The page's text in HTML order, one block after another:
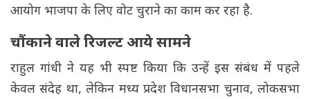
आयोग भाजपा के लिए वोट चुराने का काम कर रहा है.
चौंकाने वाले रिजल्ट आये सामने
राहुल गांधी ने यह भी स्पष्ट किया कि उन्हें इस संबंध में पहले
केवल संदेह था, लेकिन मध्य प्रदेश विधानसभा चुनाव, लोकसभा